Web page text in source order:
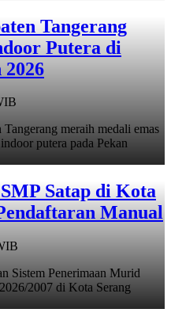
Tangerang
Putera di
meraih medali emas
putera pada Pekan
Satap di Kota
Manual
Sistem Penerimaan Murid
2007 di Kota Serang